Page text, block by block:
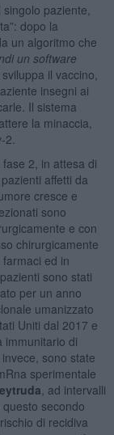
paziente,
dopo la
un algoritmo che
un software
il vaccino,
insegni ai
Il sistema
la minaccia,
2, in attesa di
affetti da
cresce e
sono
e con
chirurgicamente
ed in
sono stati
per un anno
umanizzato
Uniti dal 2017 e
immunitario di
sono state
sperimentale
, ad intervalli
questo secondo
di recidiva